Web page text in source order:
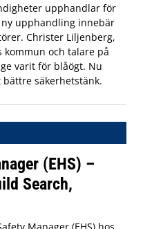
upphandlar för
upphandling innebär
Christer Liljenberg,
kommun och talare på
varit för blåögt. Nu
säkerhetstänk.
(EHS) –
Search,